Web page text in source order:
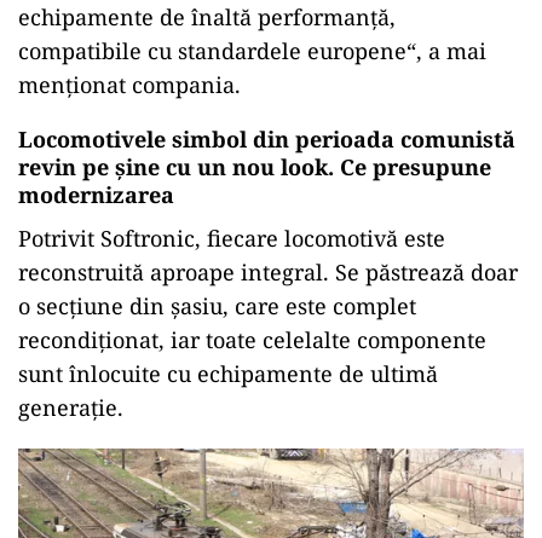
echipamente de înaltă performanță,
compatibile cu standardele europene“, a mai
menționat compania.
Locomotivele simbol din perioada comunistă
revin pe șine cu un nou look. Ce presupune
modernizarea
Potrivit Softronic, fiecare locomotivă este
reconstruită aproape integral. Se păstrează doar
o secțiune din șasiu, care este complet
recondiționat, iar toate celelalte componente
sunt înlocuite cu echipamente de ultimă
generație.